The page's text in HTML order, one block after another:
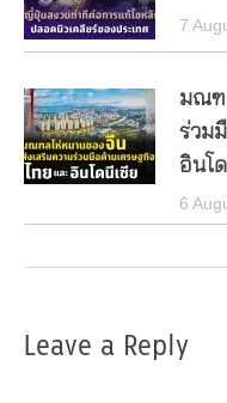
7
มณฑ
ร่วม
อินโ
6
Leave a Reply